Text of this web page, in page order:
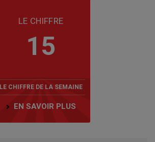
LE CHIFFRE
15
LE CHIFFRE DE LA SEMAINE
EN SAVOIR PLUS